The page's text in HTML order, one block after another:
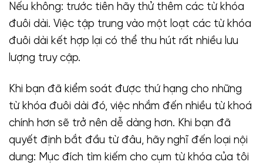
Nếu không: trước tiên hãy thử thêm các từ khóa
đuôi dài. Việc tập trung vào một loạt các từ khóa
đuôi dài kết hợp lại có thể thu hút rất nhiều lưu
lượng truy cập.
Khi bạn đã kiểm soát được thứ hạng cho những
từ khóa đuôi dài đó, việc nhắm đến nhiều từ khoá
chính hơn sẽ trở nên dễ dàng hơn. Khi bạn đã
quyết định bắt đầu từ đâu, hãy nghĩ đến loại nội
dung: Mục đích tìm kiếm cho cụm từ khóa của tôi